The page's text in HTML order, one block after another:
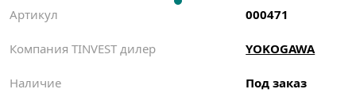
Артикул 000471
Компания TINVEST дилер YOKOGAWA
Наличие Под заказ